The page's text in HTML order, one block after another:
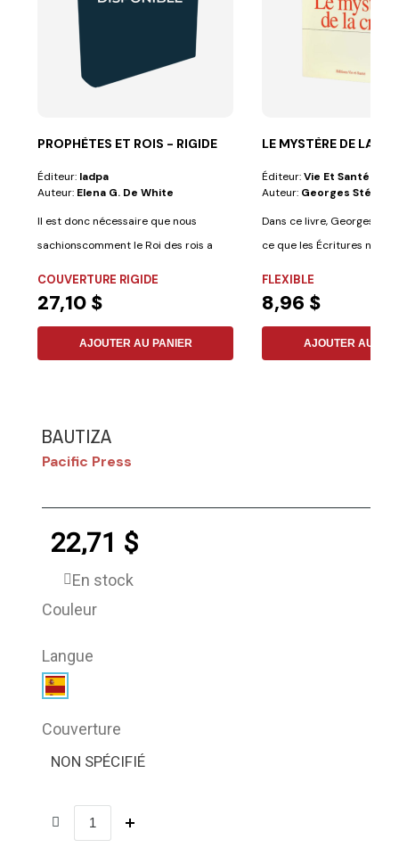
PROPHÈTES ET ROIS - RIGIDE
Éditeur: Iadpa
Auteur: Elena G. De White
Il est donc nécessaire que nous
sachionscomment le Roi des rois a
COUVERTURE RIGIDE
27,10 $
AJOUTER AU PANIER
LE MYSTÈRE DE LA
Éditeur:Vie Et Santé
Auteur: Georges Stéveny
Dans ce livre, Georges
ce que les Écritures nous
FLEXIBLE
8,96 $
AJOUTER AU
BAUTIZA
Pacific Press
22,71 $
En stock
Couleur
Langue
Couverture
NON SPÉCIFIÉ